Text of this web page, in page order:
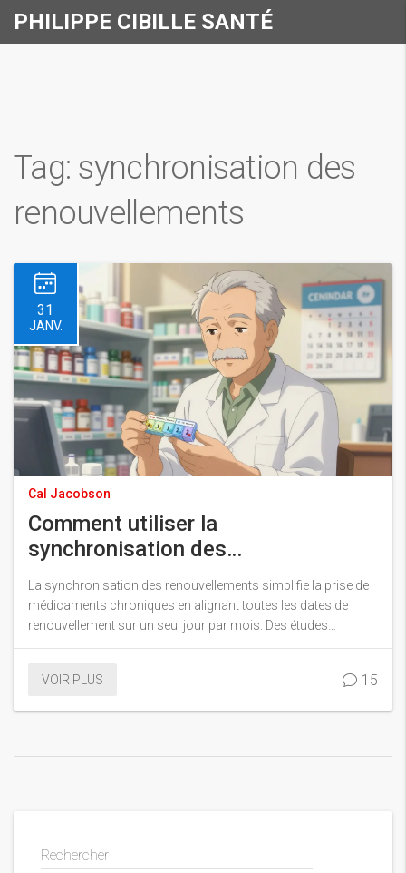
PHILIPPE CIBILLE SANTÉ
Tag: synchronisation des
renouvellements
31
JANV.
Cal Jacobson
Comment utiliser la
synchronisation des
renouvellements pour améliorer
l'observance médicamenteuse
La synchronisation des renouvellements simplifie la prise de
médicaments chroniques en alignant toutes les dates de
renouvellement sur un seul jour par mois. Des études
montrent une amélioration de 3 à 11 points de l'observance,
VOIR PLUS
15
Rechercher